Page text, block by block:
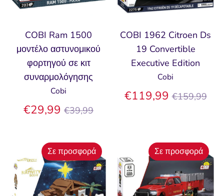
COBI Ram 1500
μοντέλο αστυνομικού
φορτηγού σε κιτ
συναρμολόγησης
Cobi
€29,99 Κανονική
€39,99
COBI 1962 Citroen Ds
19 Convertible
Executive Edition
Cobi
€119,99 Κανονική
€159,99
Σε προσφορά Σε προσφορά